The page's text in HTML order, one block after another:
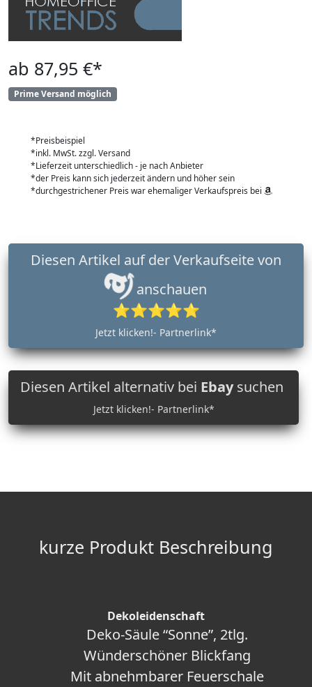
ab 87,95 €*
Prime Versand möglich
*Preisbeispiel
*inkl. MwSt. zzgl. Versand
*Lieferzeit unterschiedlich - je nach Anbieter
*der Preis kann sich jederzeit ändern und höher sein
*durchgestrichener Preis war ehemaliger Verkaufspreis bei
anschauen
⭐⭐⭐⭐⭐
Jetzt klicken!- Partnerlink*
Diesen Artikel alternativ bei Ebaysuchen
Jetzt klicken!- Partnerlink*
kurze Produkt Beschreibung
Dekoleidenschaft
Deko-Säule “Sonne”, 2tlg.
Wünderschöner Blickfang
Mit abnehmbarer Feuerschale